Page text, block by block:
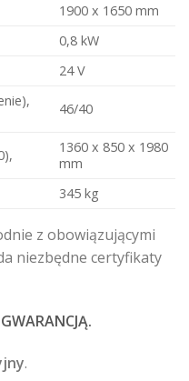
1900 x 1650 mm
0,8 kW
24 V
46/40
1360 х 850 х 1980
mm
345 kg
z obowiązującymi
niezbędne certyfikaty
.